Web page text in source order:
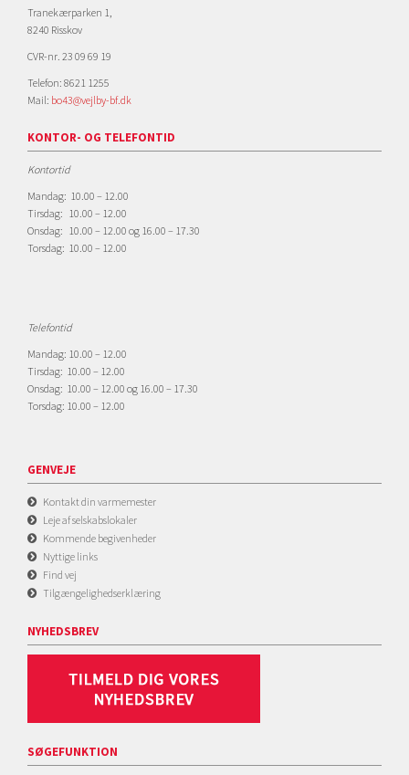
Tranekærparken 1,
8240 Risskov
CVR-nr. 23 09 69 19
Telefon: 8621 1255
Mail: bo43@vejlby-bf.dk
KONTOR- OG TELEFONTID
Kontortid
Mandag: 10.00 – 12.00
Tirsdag: 10.00 – 12.00
Onsdag: 10.00 – 12.00 og 16.00 – 17.30
Torsdag: 10.00 – 12.00
Telefontid
Mandag: 10.00 – 12.00
Tirsdag: 10.00 – 12.00
Onsdag: 10.00 – 12.00 og 16.00 – 17.30
Torsdag: 10.00 – 12.00
GENVEJE
Kontakt din varmemester
Leje af selskabslokaler
Kommende begivenheder
Nyttige links
Find vej
Tilgængelighedserklæring
NYHEDSBREV
SØGEFUNKTION